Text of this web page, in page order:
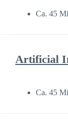
Ca. 45
Artificial
Ca. 45